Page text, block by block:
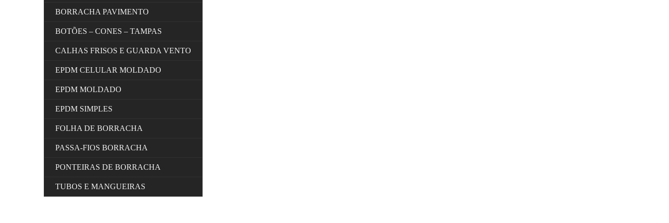
BORRACHA PAVIMENTO
BOTÕES – CONES – TAMPAS
CALHAS FRISOS E GUARDA VENTO
EPDM CELULAR MOLDADO
EPDM MOLDADO
EPDM SIMPLES
FOLHA DE BORRACHA
PASSA-FIOS BORRACHA
PONTEIRAS DE BORRACHA
TUBOS E MANGUEIRAS